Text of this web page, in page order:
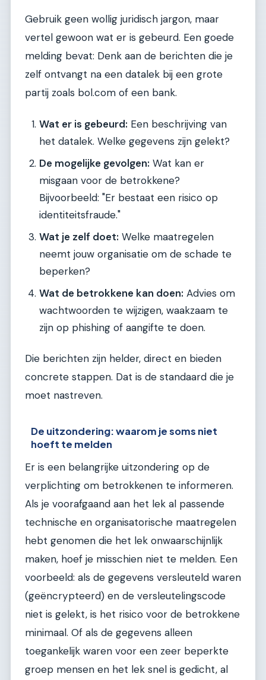
Gebruik geen wollig juridisch jargon, maar
vertel gewoon wat er is gebeurd. Een goede
melding bevat: Denk aan de berichten die je
zelf ontvangt na een datalek bij een grote
partij zoals bol.com of een bank.
Wat er is gebeurd: Een beschrijving van
het datalek. Welke gegevens zijn gelekt?
De mogelijke gevolgen: Wat kan er
misgaan voor de betrokkene?
Bijvoorbeeld: "Er bestaat een risico op
identiteitsfraude."
Wat je zelf doet: Welke maatregelen
neemt jouw organisatie om de schade te
beperken?
Wat de betrokkene kan doen: Advies om
wachtwoorden te wijzigen, waakzaam te
zijn op phishing of aangifte te doen.
Die berichten zijn helder, direct en bieden
concrete stappen. Dat is de standaard die je
moet nastreven.
De uitzondering: waarom je soms niet
hoeft te melden
Er is een belangrijke uitzondering op de
verplichting om betrokkenen te informeren.
Als je voorafgaand aan het lek al passende
technische en organisatorische maatregelen
hebt genomen die het lek onwaarschijnlijk
maken, hoef je misschien niet te melden. Een
voorbeeld: als de gegevens versleuteld waren
(geëncrypteerd) en de versleutelingscode
niet is gelekt, is het risico voor de betrokkene
minimaal. Of als de gegevens alleen
toegankelijk waren voor een zeer beperkte
groep mensen en het lek snel is gedicht, al